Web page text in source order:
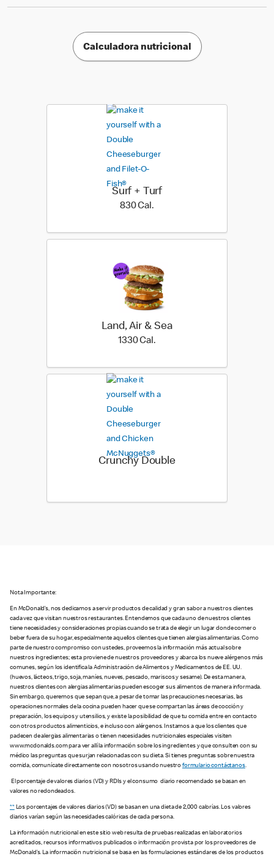
Calculadora nutricional
Surf + Turf
830 Cal.830 Cal.
Land, Air & Sea
1330 Cal.1330 Cal.
Crunchy Double
Nota Importante:
En McDonald’s, nos dedicamos a servir productos de calidad y gran sabor a nuestros clientes
cada vez que visitan nuestros restaurantes. Entendemos que cada uno de nuestros clientes
tiene necesidades y consideraciones propias cuando se trata de elegir un lugar donde comer o
beber fuera de su hogar, especialmente aquellos clientes que tienen alergias alimentarias. Como
parte de nuestro compromiso con ustedes, proveemos la información más actual sobre
nuestros ingredientes; esta proviene de nuestros proveedores y abarca los nueve alérgenos más
comunes, según los identifica la Administración de Alimentos y Medicamentos de EE. UU.
(huevos, lácteos, trigo, soja, maníes, nueves, pescado, mariscos y sesame). De esta manera,
nuestros clientes con alergias alimentarias pueden escoger sus alimentos de manera informada.
Sin embargo, queremos que sepan que, a pesar de tomar las precauciones necesarias, las
operaciones normales de la cocina pueden hacer que se compartan las áreas de cocción y
preparación, los equipos y utensilios, y existe la posibilidad de que tu comida entre en contacto
con otros productos alimenticios, e incluso con alérgenos. Instamos a que los clientes que
padecen de alergias alimentarias o tienen necesidades nutricionales especiales visiten
www.mcdonalds.com para ver allí la información sobre los ingredientes y que consulten con su
médico las preguntas que surjan relacionadas con su dieta. Si tienes preguntas sobre nuestra
comida, comunícate directamente con nosotros usando nuestroformulario contáctanos.
El porcentaje de valores diarios (VD) y RDIs y el consumo diario recomendado se basan en
valores no redondeados.
**Los porcentajes de valores diarios (VD) se basan en una dieta de 2,000 calorías. Los valores
diarios varían según las necesidades calóricas de cada persona.
La información nutricional en este sitio web resulta de pruebas realizadas en laboratorios
acreditados, recursos informativos publicados o información provista por los proveedores de
McDonald’s. La información nutricional se basa en las formulaciones estándares de los productos